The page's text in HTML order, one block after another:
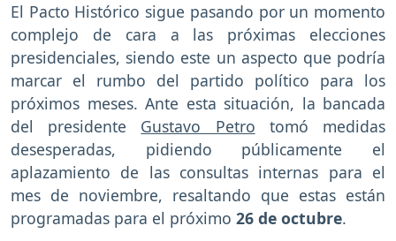
El Pacto Histórico sigue pasando por un momento
complejo de cara a las próximas elecciones
presidenciales, siendo este un aspecto que podría
marcar el rumbo del partido político para los
próximos meses. Ante esta situación, la bancada
del presidente Gustavo Petro tomó medidas
desesperadas, pidiendo públicamente el
aplazamiento de las consultas internas para el
mes de noviembre, resaltando que estas están
programadas para el próximo 26 de octubre.